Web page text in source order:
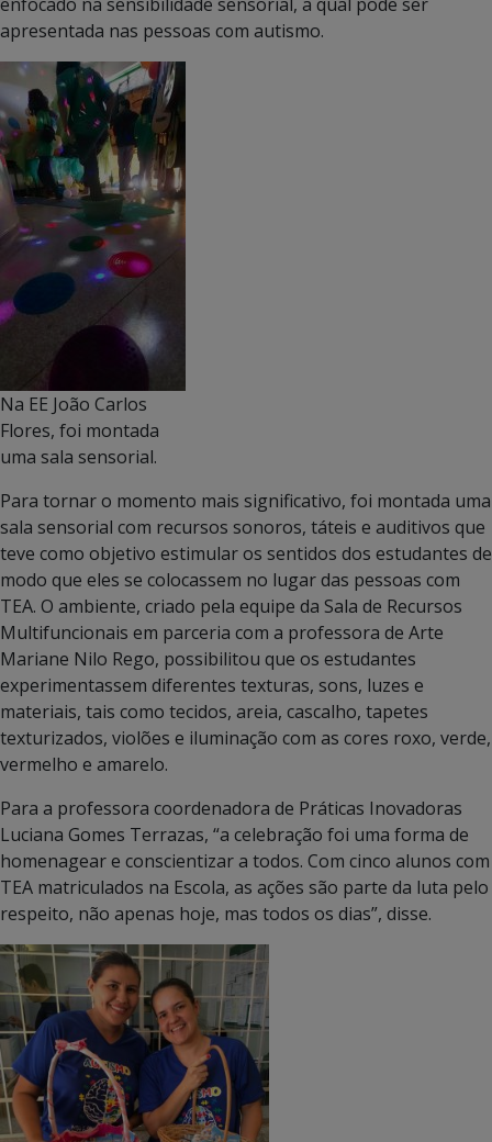
apresentada nas pessoas com autismo.
Na EE João Carlos
Flores, foi montada
uma sala sensorial.
Para tornar o momento mais significativo, foi montada uma
sala sensorial com recursos sonoros, táteis e auditivos que
teve como objetivo estimular os sentidos dos estudantes de
modo que eles se colocassem no lugar das pessoas com
TEA. O ambiente, criado pela equipe da Sala de Recursos
Multifuncionais em parceria com a professora de Arte
Mariane Nilo Rego, possibilitou que os estudantes
experimentassem diferentes texturas, sons, luzes e
materiais, tais como tecidos, areia, cascalho, tapetes
texturizados, violões e iluminação com as cores roxo, verde,
vermelho e amarelo.
Para a professora coordenadora de Práticas Inovadoras
Luciana Gomes Terrazas, “a celebração foi uma forma de
homenagear e conscientizar a todos. Com cinco alunos com
TEA matriculados na Escola, as ações são parte da luta pelo
respeito, não apenas hoje, mas todos os dias”, disse.